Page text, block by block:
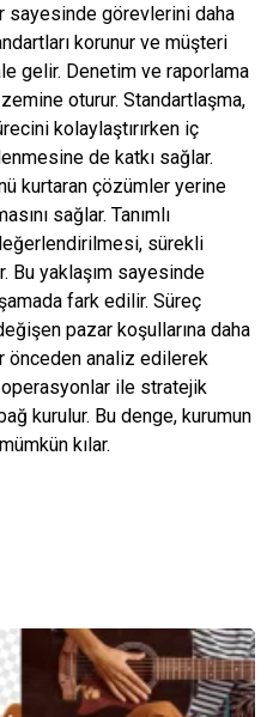
sayesinde görevlerini daha
korunur ve müşteri
gelir. Denetim ve raporlama
oturur. Standartlaşma,
kolaylaştırırken iç
de katkı sağlar.
kurtaran çözümler yerine
sağlar. Tanımlı
sürekli
Bu yaklaşım sayesinde
fark edilir. Süreç
pazar koşullarına daha
önceden analiz edilerek
operasyonlar ile stratejik
kurulur. Bu denge, kurumun
kılar.